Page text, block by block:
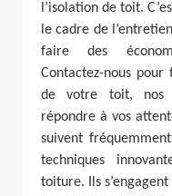
l’isolation de toit.
le cadre de
faire des
Contactez-nous
de votre toit, nos
répondre à vos
suivent
techniques
toiture. Ils